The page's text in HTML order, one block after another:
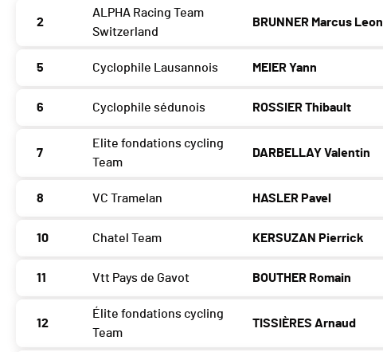
2
ALPHA Racing Team
Switzerland
BRUNNER Marcus Leon
5 Cyclophile Lausannois MEIER Yann
6 Cyclophile sédunois ROSSIER Thibault
7
Elite fondations cycling
Team
DARBELLAY Valentin
8 VC Tramelan HASLER Pavel
10 Chatel Team KERSUZAN Pierrick
11 Vtt Pays de Gavot BOUTHER Romain
12
Élite fondations cycling
Team
TISSIÈRES Arnaud